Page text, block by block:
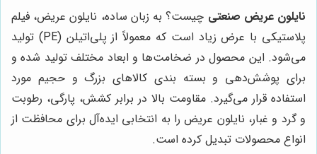
نایلون عریض صنعتی چیست؟ به زبان ساده، نایلون عریض، فیلم
پلاستیکی با عرض زیاد است که معمولاً از پلی‌اتیلن (PE) تولید
می‌شود. این محصول در ضخامت‌ها و ابعاد مختلف تولید شده و
برای پوشش‌دهی و بسته بندی کالاهای بزرگ و حجیم مورد
استفاده قرار می‌گیرد. مقاومت بالا در برابر کشش، پارگی، رطوبت
و گرد و غبار، نایلون عریض را به انتخابی ایده‌آل برای محافظت از
انواع محصولات تبدیل کرده است.